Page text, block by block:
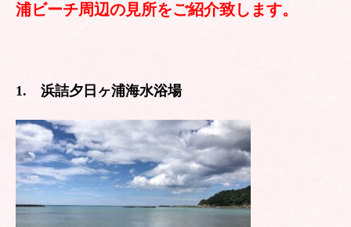
浦ビーチ周辺の見所をご紹介致します。
1. 浜詰夕日ヶ浦海水浴場